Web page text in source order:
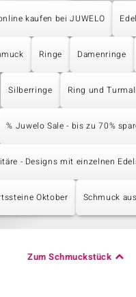
kaufen bei JUWELO
Ringe Damenringe
Silberringe Ring und
% Juwelo Sale - bis zu 70%
- Designs mit einzelnen
Oktober Schmuck
Zum Schmuckstück